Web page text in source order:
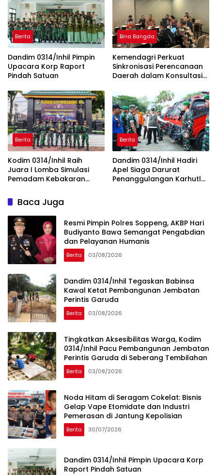
Berita
Dandim 0314/Inhil Pimpin
Upacara Korp Raport
Pindah Satuan
Bina Bangda
Kemendagri Perkuat
Sinkronisasi Perencanaan
Daerah dalam Konsultasi
Provinsi Dampingan SKALA
Berita
Kodim 0314/Inhil Raih
Juara I Lomba Simulasi
Pemadam Kebakaran
Berita
Dandim 0314/Inhil Hadiri
Apel Siaga Darurat
Penanggulangan Karhutla
Baca Juga
Resmi Pimpin Polres Soppeng, AKBP Hari
Budiyanto Bawa Semangat Pengabdian
dan Pelayanan Humanis
Berita 03/08/2026
Dandim 0314/Inhil Tegaskan Babinsa
Kawal Ketat Pembangunan Jembatan
Perintis Garuda
Berita 03/08/2026
Tingkatkan Aksesibilitas Warga, Kodim
0314/Inhil Pacu Pembangunan Jembatan
Perintis Garuda di Seberang Tembilahan
Berita 03/08/2026
Noda Hitam di Seragam Cokelat: Bisnis
Gelap Vape Etomidate dan Industri
Pemerasan di Jantung Kepolisian
Berita 30/07/2026
Dandim 0314/Inhil Pimpin Upacara Korp
Raport Pindah Satuan